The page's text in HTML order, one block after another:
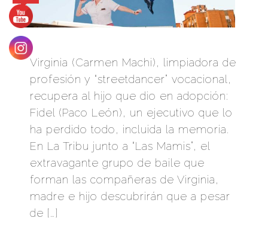
Virginia (Carmen Machi), limpiadora de
profesión y “streetdancer” vocacional,
recupera al hijo que dio en adopción:
Fidel (Paco León), un ejecutivo que lo
ha perdido todo, incluida la memoria.
En La Tribu junto a “Las Mamis”, el
extravagante grupo de baile que
forman las compañeras de Virginia,
madre e hijo descubrirán que a pesar
de […]